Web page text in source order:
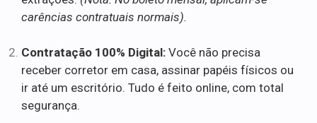
carências contratuais normais).
Contratação 100% Digital: Você não precisa
receber corretor em casa, assinar papéis físicos ou
ir até um escritório. Tudo é feito online, com total
segurança.